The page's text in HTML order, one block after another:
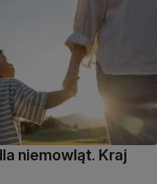
niemowląt. Kraj